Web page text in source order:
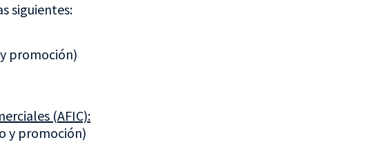
siguientes:
promoción)
(AFIC):
y promoción)